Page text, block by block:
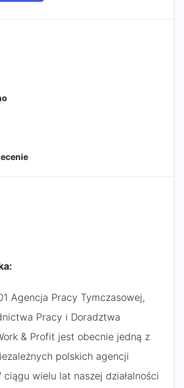
Agencja Pracy Tymczasowej,
Pracy i Doradztwa
& Profit jest obecnie jedną z
polskich agencji
ciągu wielu lat naszej działalności